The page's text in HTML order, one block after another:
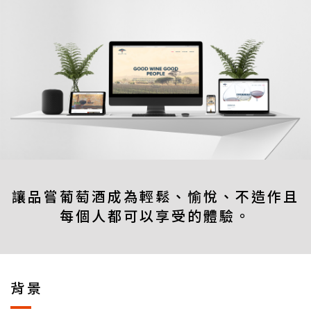
讓品嘗葡萄酒成為輕鬆、愉悅、不造作且
每個人都可以享受的體驗。
背景